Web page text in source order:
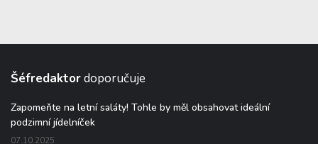
Šéfredaktordoporučuje
Zapomeňte na letní saláty! Tohle by měl obsahovat ideální
podzimní jídelníček
07.10.2025